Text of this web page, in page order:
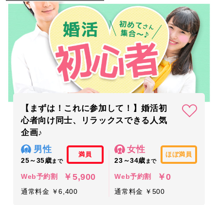
【まずは！これに参加して！】婚活初
心者向け同士、リラックスできる人気
企画♪
男性
25～35歳まで
満員
Web予約割 ￥5,900
通常料金 ￥6,400
女性
23～34歳 まで
ほぼ満員
Web予約割 ￥0
通常料金 ￥500